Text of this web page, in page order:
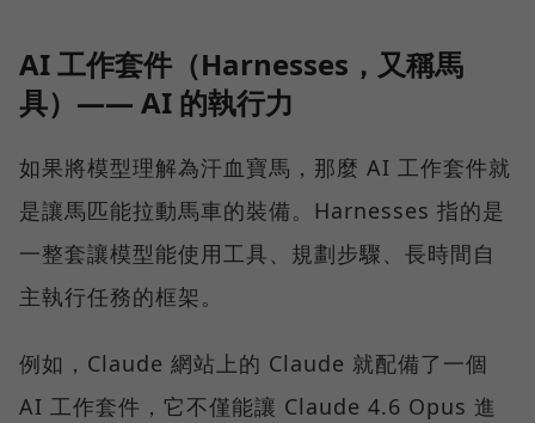
AI 工作套件（Harnesses，又稱馬
具）—— AI 的執行力
如果將模型理解為汗血寶馬，那麼 AI 工作套件就
是讓馬匹能拉動馬車的裝備。Harnesses 指的是
一整套讓模型能使用工具、規劃步驟、長時間自
主執行任務的框架。
例如，Claude 網站上的 Claude 就配備了一個
AI 工作套件，它不僅能讓 Claude 4.6 Opus 進